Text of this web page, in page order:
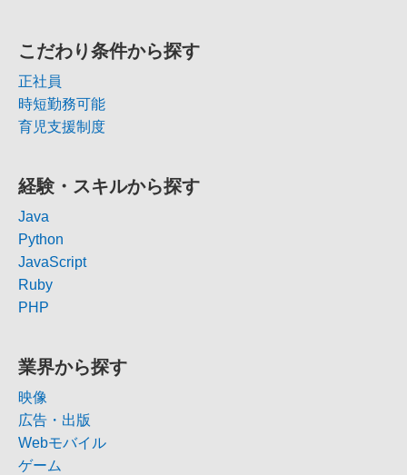
こだわり条件から探す
正社員
時短勤務可能
育児支援制度
経験・スキルから探す
Java
Python
JavaScript
Ruby
PHP
業界から探す
映像
広告・出版
Webモバイル
ゲーム